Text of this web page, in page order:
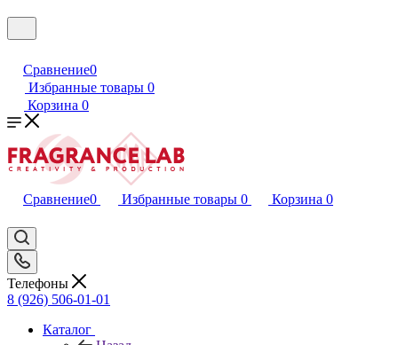
Сравнение0
Избранные товары 0
Корзина 0
Сравнение0 Избранные товары 0 Корзина 0
Телефоны
8 (926) 506-01-01
Каталог